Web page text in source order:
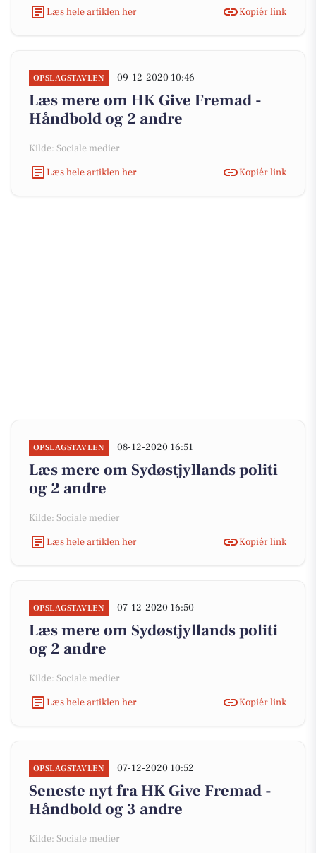
Læs hele artiklen her
Kopiér link
OPSLAGSTAVLEN 09-12-2020 10:46
Læs mere om HK Give Fremad -
Håndbold og 2 andre
Kilde: Sociale medier
Læs hele artiklen her
Kopiér link
OPSLAGSTAVLEN 08-12-2020 16:51
Læs mere om Sydøstjyllands politi
og 2 andre
Kilde: Sociale medier
Læs hele artiklen her
Kopiér link
OPSLAGSTAVLEN 07-12-2020 16:50
Læs mere om Sydøstjyllands politi
og 2 andre
Kilde: Sociale medier
Læs hele artiklen her
Kopiér link
OPSLAGSTAVLEN 07-12-2020 10:52
Seneste nyt fra HK Give Fremad -
Håndbold og 3 andre
Kilde: Sociale medier